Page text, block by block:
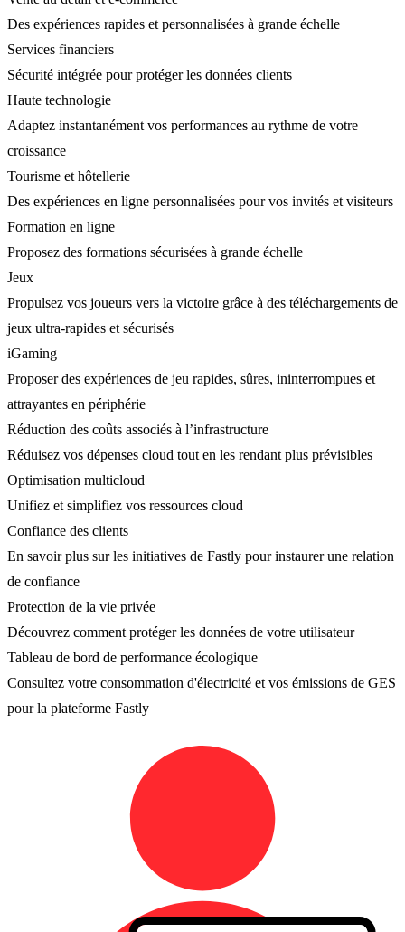
Des expériences rapides et personnalisées à grande échelle
Services financiers
Sécurité intégrée pour protéger les données clients
Haute technologie
Adaptez instantanément vos performances au rythme de votre
croissance
Tourisme et hôtellerie
Des expériences en ligne personnalisées pour vos invités et visiteurs
Formation en ligne
Proposez des formations sécurisées à grande échelle
Jeux
Propulsez vos joueurs vers la victoire grâce à des téléchargements de
jeux ultra-rapides et sécurisés
iGaming
Proposer des expériences de jeu rapides, sûres, ininterrompues et
attrayantes en périphérie
Réduction des coûts associés à l’infrastructure
Réduisez vos dépenses cloud tout en les rendant plus prévisibles
Optimisation multicloud
Unifiez et simplifiez vos ressources cloud
Confiance des clients
En savoir plus sur les initiatives de Fastly pour instaurer une relation
de confiance
Protection de la vie privée
Découvrez comment protéger les données de votre utilisateur
Tableau de bord de performance écologique
Consultez votre consommation d'électricité et vos émissions de GES
pour la plateforme Fastly